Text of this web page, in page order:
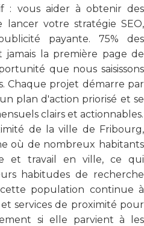
: vous aider à obtenir des
lancer votre stratégie SEO,
payante. 75% des
jamais la première page de
que nous saisissons
Chaque projet démarre par
plan d'action priorisé et se
clairs et actionnables.
de la ville de Fribourg,
où de nombreux habitants
et travail en ville, ce qui
habitudes de recherche
population continue à
services de proximité pour
si elle parvient à les